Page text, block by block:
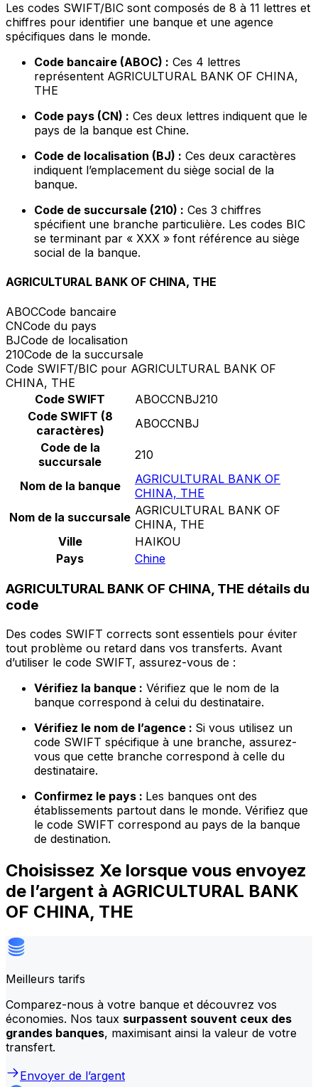
Les codes SWIFT/BIC sont composés de 8 à 11 lettres et
chiffres pour identifier une banque et une agence
spécifiques dans le monde.
Code bancaire (ABOC) : Ces 4 lettres
représentent AGRICULTURAL BANK OF CHINA,
THE
Code pays (CN) : Ces deux lettres indiquent que le
pays de la banque est Chine.
Code de localisation (BJ) : Ces deux caractères
indiquent l’emplacement du siège social de la
banque.
Code de succursale (210) : Ces 3 chiffres
spécifient une branche particulière. Les codes BIC
se terminant par « XXX » font référence au siège
social de la banque.
AGRICULTURAL BANK OF CHINA, THE
ABOCCode bancaire
CNCode du pays
BJCode de localisation
210Code de la succursale
Code SWIFT/BIC pour AGRICULTURAL BANK OF
CHINA, THE
Code SWIFT
ABOCCNBJ210
Code SWIFT (8
caractères)
ABOCCNBJ
Code de la
succursale
210
Nom de la banque
AGRICULTURAL BANK OF
CHINA, THE
Nom de la succursale AGRICULTURAL BANK OF
CHINA, THE
Ville
HAIKOU
Pays
Chine
AGRICULTURAL BANK OF CHINA, THE détails du
code
Des codes SWIFT corrects sont essentiels pour éviter
tout problème ou retard dans vos transferts. Avant
d’utiliser le code SWIFT, assurez-vous de :
Vérifiez la banque : Vérifiez que le nom de la
banque correspond à celui du destinataire.
Vérifiez le nom de l’agence : Si vous utilisez un
code SWIFT spécifique à une branche, assurez-
vous que cette branche correspond à celle du
destinataire.
Confirmez le pays : Les banques ont des
établissements partout dans le monde. Vérifiez que
le code SWIFT correspond au pays de la banque
de destination.
Choisissez Xe lorsque vous envoyez
de l’argent à AGRICULTURAL BANK
OF CHINA, THE
Meilleurs tarifs
Comparez-nous à votre banque et découvrez vos
économies. Nos taux surpassent souvent ceux des
grandes banques, maximisant ainsi la valeur de votre
transfert.
Envoyer de l’argent